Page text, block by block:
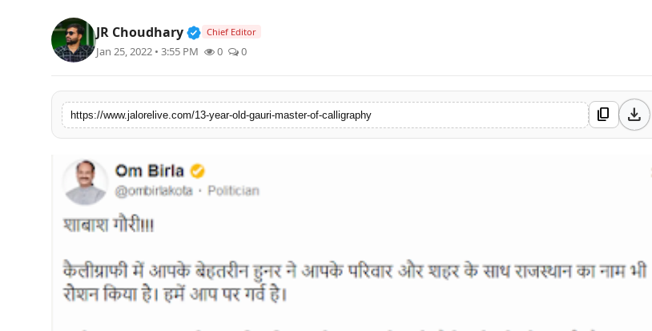
JR Choudhary Verified Public Figure • 30 Mar, 2026
Chief Editor
Jan 25, 2022 • 3:55 PM 0 0
https://www.jalorelive.com/13-year-old-gauri-master-of-calligraphy content_copy download